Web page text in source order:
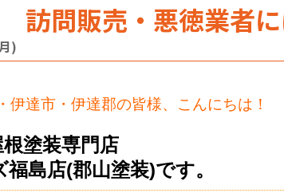
問販売・悪徳業者に
)
伊達市・伊達郡の皆様、こんにちは！
塗装専門店
島店(郡山塗装)です。